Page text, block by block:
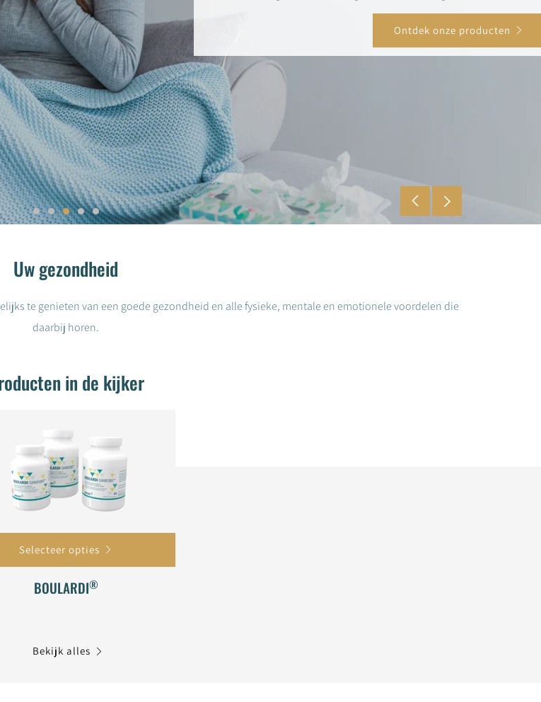
Ontdek onze producten
Uw gezondheid
te genieten van een goede gezondheid en alle fysieke, mentale en emotionele voordelen die
daarbij horen.
in de kijker
Selecteer opties
BOULARDI®
Bekijk alles